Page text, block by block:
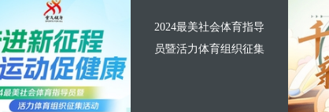
2024最美社会体育指导
员暨活力体育组织征集